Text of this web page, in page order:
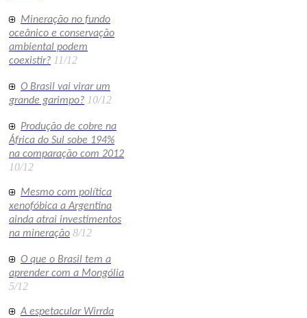
Mineração no fundo
oceânico e conservação
ambiental podem
coexistir? 11/12
O Brasil vai virar um
grande garimpo? 10/12
Produção de cobre na
África do Sul sobe 194%
na comparação com 2012
10/12
Mesmo com política
xenofóbica a Argentina
ainda atrai investimentos
na mineração 8/12
O que o Brasil tem a
aprender com a Mongólia
5/12
A espetacular Wirrda